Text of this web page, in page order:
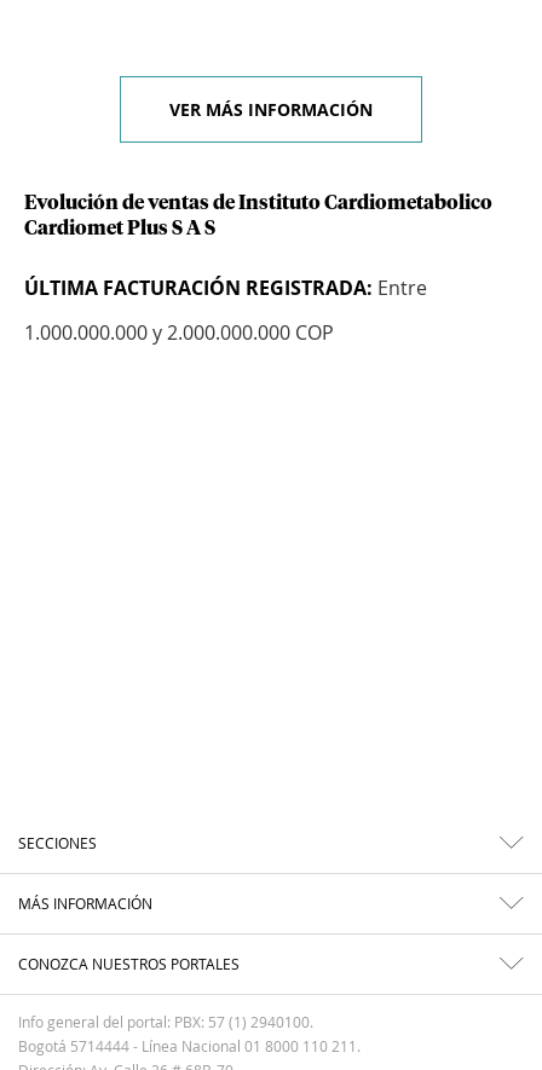
VER MÁS INFORMACIÓN
Evolución de ventas de Instituto Cardiometabolico
Cardiomet Plus S A S
ÚLTIMA FACTURACIÓN REGISTRADA: Entre
1.000.000.000 y 2.000.000.000 COP
SECCIONES
MÁS INFORMACIÓN
CONOZCA NUESTROS PORTALES
Info general del portal: PBX: 57 (1) 2940100.
Bogotá 5714444 - Línea Nacional 01 8000 110 211.